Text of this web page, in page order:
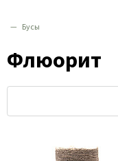
Бусы
Флюорит